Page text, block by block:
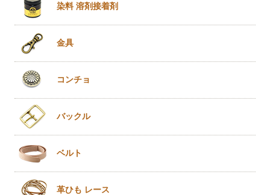
染料 溶剤接着剤
金具
コンチョ
バックル
ベルト
革ひも レース